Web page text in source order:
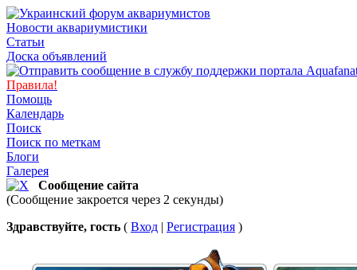
Новости аквариумистики
Статьи
Доска объявлений
Правила!
Помощь
Календарь
Поиск
Поиск по меткам
Блоги
Галерея
Сообщение сайта
(Сообщение закроется через 2 секунды)
Здравствуйте, гость ( Вход | Регистрация )